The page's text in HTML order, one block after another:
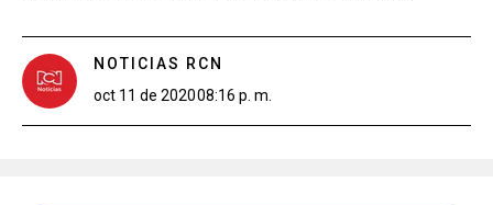
NOTICIAS RCN
oct 11 de 202008:16 p. m.